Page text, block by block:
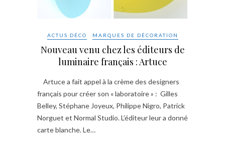
ACTUS DÉCO MARQUES DE DÉCORATION
Nouveau venu chez les éditeurs de
luminaire français : Artuce
Artuce a fait appel à la crème des designers
français pour créer son « laboratoire » : Gilles
Belley, Stéphane Joyeux, Philippe Nigro, Patrick
Norguet et Normal Studio. L’éditeur leur a donné
carte blanche. Le…